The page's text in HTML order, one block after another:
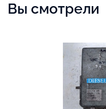
Вы смотрели